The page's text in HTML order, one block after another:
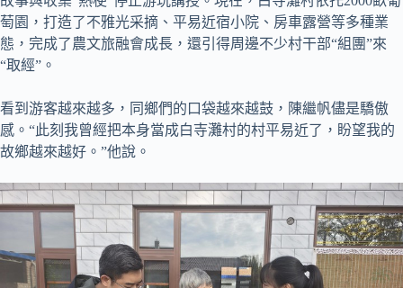
萄園，打造了不雅光采摘、平易近宿小院、房車露營等多種業
態，完成了農文旅融會成長，還引得周邊不少村干部“組團”來
“取經”。
看到游客越來越多，同鄉們的口袋越來越鼓，陳繼帆儘是驕傲
感。“此刻我曾經把本身當成白寺灘村的村平易近了，盼望我的
故鄉越來越好。”他說。